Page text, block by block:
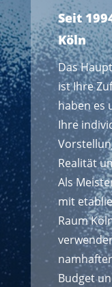
Seit
Köln
Das
ist Ihre
haben es
Ihre
Realität
Als
mit
Raum
Budget